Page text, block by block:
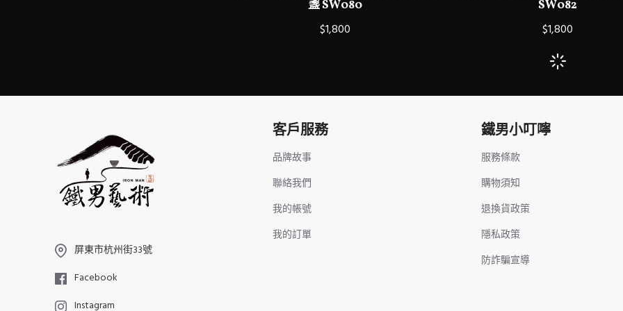
盞 SW080
$1,800
SW082
$1,800
屏東市杭州街33號
Facebook
Instagram
客戶服務
品牌故事
聯絡我們
我的帳號
我的訂單
鐵男小叮嚀
服務條款
購物須知
退換貨政策
隱私政策
防詐騙宣導